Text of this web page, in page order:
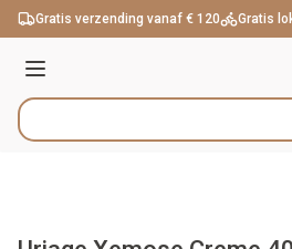
Ga naar de inhoud
Gratis verzending vanaf € 120 Gratis
Menu
Product, merk, categorie...